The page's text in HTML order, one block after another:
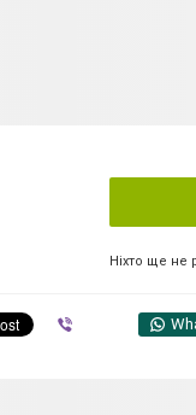
Ніхто ще не